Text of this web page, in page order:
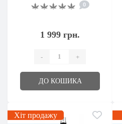
0
1 999 грн.
- +
ДО КОШИКА
Хіт продажу